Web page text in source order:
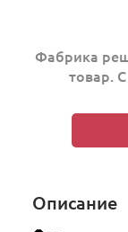
Фабрика
товар.
Описание